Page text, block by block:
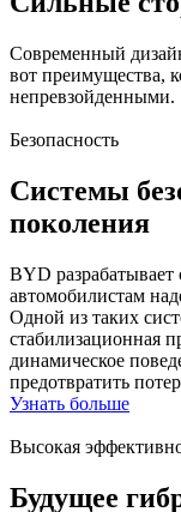
Современный
вот преимущества,
непревзойденными.
Безопасность
Системы
поколения
BYD разрабатывает
автомобилистам
Одной из таких
стабилизационная
динамическое
предотвратить
Узнать больше
Высокая
Будущее